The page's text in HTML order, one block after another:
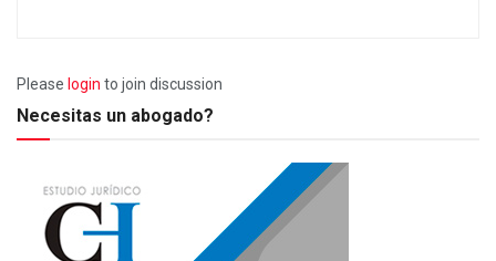
Please login to join discussion
Necesitas un abogado?